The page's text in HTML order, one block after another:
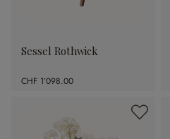
Sessel Rothwick
CHF 1’098.00